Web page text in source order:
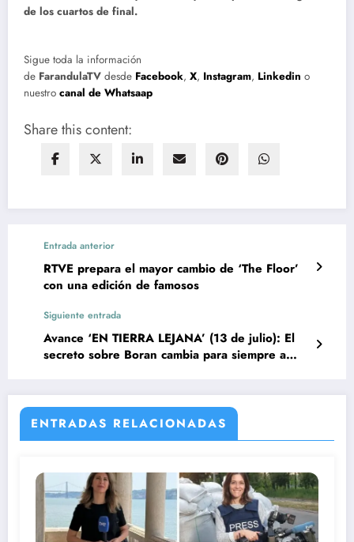
de los cuartos de final.
Sigue toda la información
de FarandulaTV desde Facebook, X, Instagram, Linkedin o
nuestro canal de Whatsaap
Share this content:
Entrada anterior
RTVE prepara el mayor cambio de ‘The Floor’
con una edición de famosos
Siguiente entrada
Avance ‘EN TIERRA LEJANA’ (13 de julio): El
secreto sobre Boran cambia para siempre a
ENTRADAS RELACIONADAS